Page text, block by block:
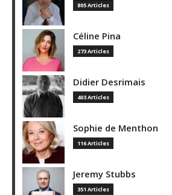
805 Articles
Céline Pina
273 Articles
Didier Desrimais
403 Articles
Sophie de Menthon
116 Articles
Jeremy Stubbs
351 Articles